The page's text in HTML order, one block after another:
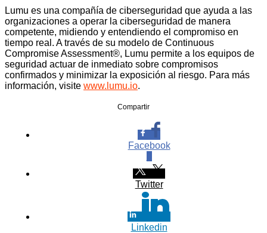
Lumu es una compañía de ciberseguridad que ayuda a las
organizaciones a operar la ciberseguridad de manera
competente, midiendo y entendiendo el compromiso en
tiempo real. A través de su modelo de Continuous
Compromise Assessment®, Lumu permite a los equipos de
seguridad actuar de inmediato sobre compromisos
confirmados y minimizar la exposición al riesgo. Para más
información, visite www.lumu.io.
Compartir
Facebook
Twitter
Linkedin